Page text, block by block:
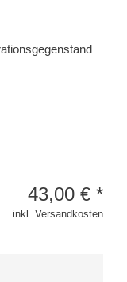
43,00 € *
inkl. Versandkosten